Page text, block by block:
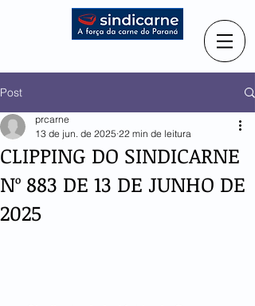
Post
CLIPPING DO SINDICARNE
Nº 883 DE 13 DE JUNHO DE
2025
prcarne
13 de jun. de 2025 22 min de leitura